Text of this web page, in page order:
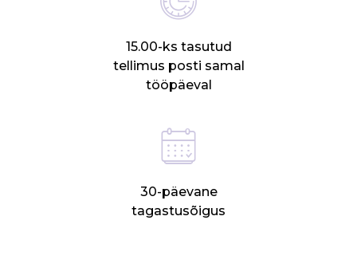
15.00-ks tasutud
tellimus posti samal
tööpäeval
30-päevane
tagastusõigus